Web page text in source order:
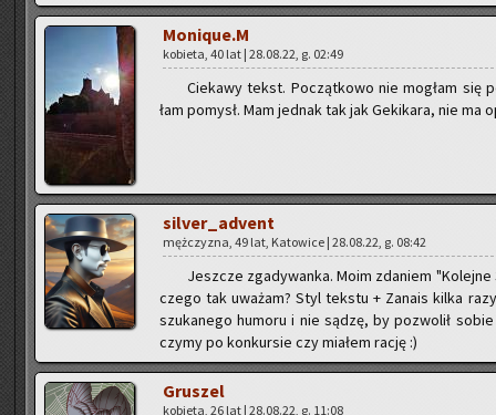
Mo­ni­que.M
ko­bie­ta, 40 lat | 28.08.22, g. 02:49
Cie­ka­wy tekst. Po­cząt­ko­wo nie mo­głam się
łam po­mysł. Mam jed­nak tak jak Ge­ki­ka­ra, nie
si­lver_ad­vent
męż­czy­zna, 49 lat, Ka­to­wi­ce | 28.08.22, g. 08:42
Jesz­cze zga­dy­wan­ka. Moim zda­niem
cze­go tak uwa­żam? Styl tek­stu + Za­na­is kilka
szu­ka­ne­go hu­mo­ru i nie sądzę, by po­zwo­lił
czy­my po kon­kur­sie czy mia­łem rację :)
Gru­szel
ko­bie­ta, 26 lat | 28.08.22, g. 11:08